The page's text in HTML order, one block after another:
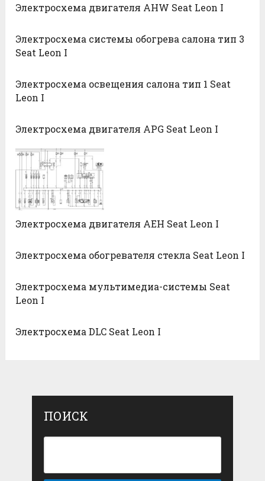
Электросхема двигателя AHW Seat Leon I
Электросхема системы обогрева салона тип 3
Seat Leon I
Электросхема освещения салона тип 1 Seat
Leon I
Электросхема двигателя APG Seat Leon I
Электросхема двигателя AEH Seat Leon I
Электросхема обогревателя стекла Seat Leon I
Электросхема мультимедиа-системы Seat
Leon I
Электросхема DLC Seat Leon I
ПОИСК